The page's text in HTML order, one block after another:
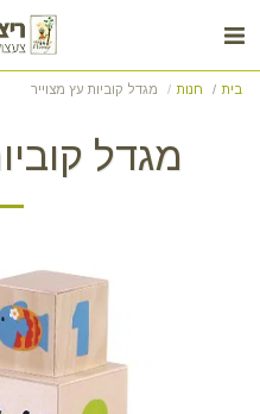
בית חנות מגדל קוביות עץ מצוייר
מגדל